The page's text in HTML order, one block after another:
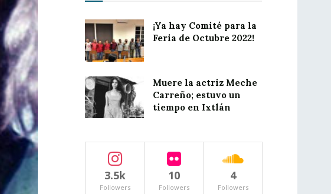
¡Ya hay Comité para la
Feria de Octubre 2022!
Muere la actriz Meche
Carreño; estuvo un
tiempo en Ixtlán
3.5k
Followers
10
Followers
4
Followers